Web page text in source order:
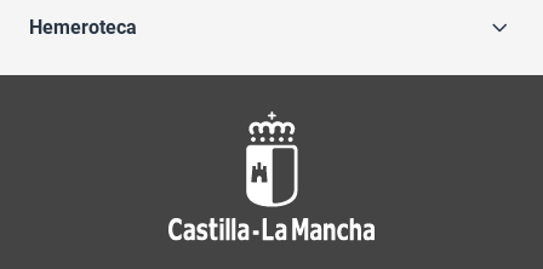
Hemeroteca